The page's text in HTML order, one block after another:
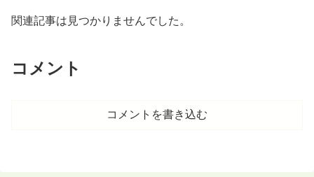
関連記事は見つかりませんでした。
コメント
コメントを書き込む